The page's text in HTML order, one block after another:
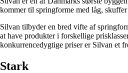
kommer til springforme med låg,
Silvan tilbyder en bred vifte af
at have produkter i forskellige
konkurrencedygtige priser er Silvan et
Stark